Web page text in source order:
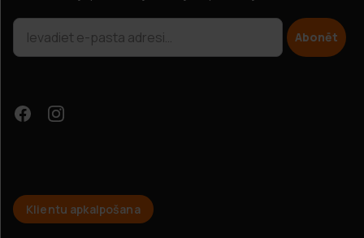
Abonēt
Klientu apkalpošana